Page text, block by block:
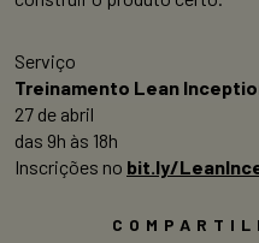
Serviço
Treinamento Lean
27 de abril
das 9h às 18h
Inscrições no bit.ly/